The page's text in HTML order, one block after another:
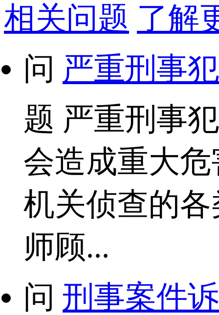
相关问题 了解
问 严重刑事
题 严重刑事
会造成重大
机关侦查的
师顾...
问 刑事案件